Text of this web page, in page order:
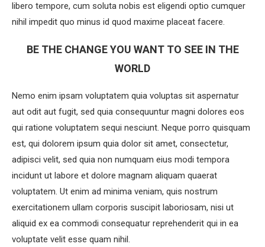
libero tempore, cum soluta nobis est eligendi optio cumquer
nihil impedit quo minus id quod maxime placeat facere.
BE THE CHANGE YOU WANT TO SEE IN THE
WORLD
Nemo enim ipsam voluptatem quia voluptas sit aspernatur
aut odit aut fugit, sed quia consequuntur magni dolores eos
qui ratione voluptatem sequi nesciunt. Neque porro quisquam
est, qui dolorem ipsum quia dolor sit amet, consectetur,
adipisci velit, sed quia non numquam eius modi tempora
incidunt ut labore et dolore magnam aliquam quaerat
voluptatem. Ut enim ad minima veniam, quis nostrum
exercitationem ullam corporis suscipit laboriosam, nisi ut
aliquid ex ea commodi consequatur reprehenderit qui in ea
voluptate velit esse quam nihil.